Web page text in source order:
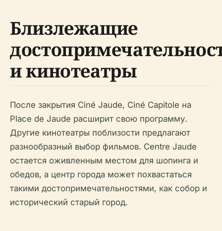
Близлежащие
и кинотеатры
После закрытия Ciné Jaude, Ciné Capitole на
Place de Jaude расширит свою программу.
Другие кинотеатры поблизости предлагают
разнообразный выбор фильмов. Centre Jaude
остается оживленным местом для шопинга и
обедов, а центр города может похвастаться
такими достопримечательностями, как собор и
исторический старый город.